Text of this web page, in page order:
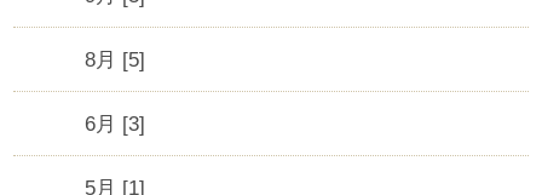
8月 [5]
6月 [3]
5月 [1]